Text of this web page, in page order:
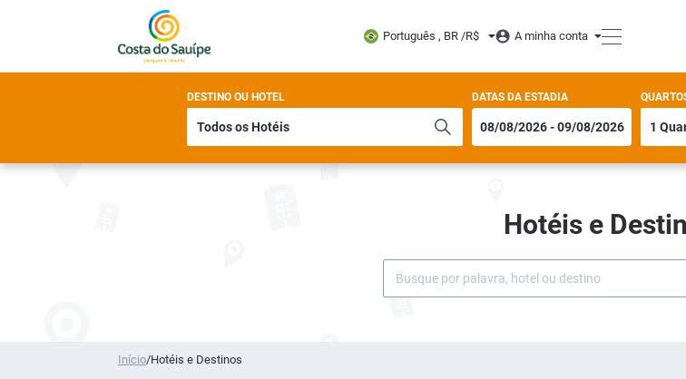
Português , BR /R$ A minha conta
DESTINO OU HOTEL DATAS DA ESTADIA
Hotéis e
Início/Hotéis e Destinos